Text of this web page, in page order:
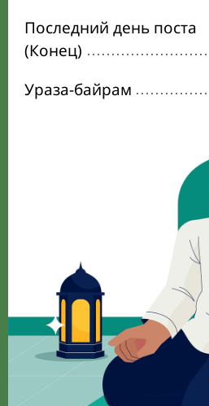
Последний день поста
(Конец)
Ураза-байрам